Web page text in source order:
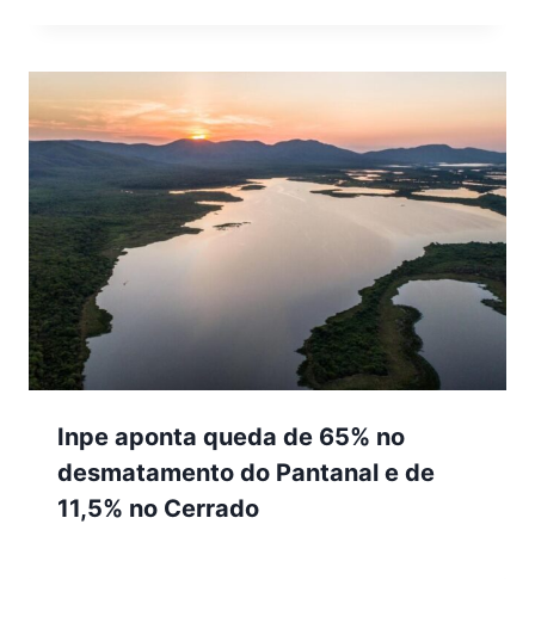
Inpe aponta queda de 65% no
desmatamento do Pantanal e de
11,5% no Cerrado